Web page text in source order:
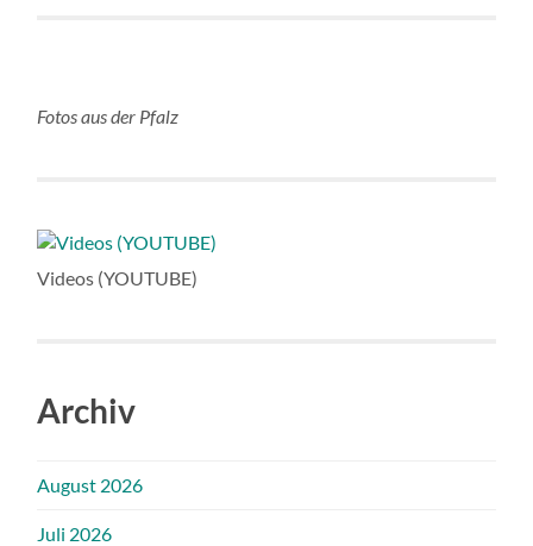
Fotos aus der Pfalz
Videos (YOUTUBE)
Archiv
August 2026
Juli 2026